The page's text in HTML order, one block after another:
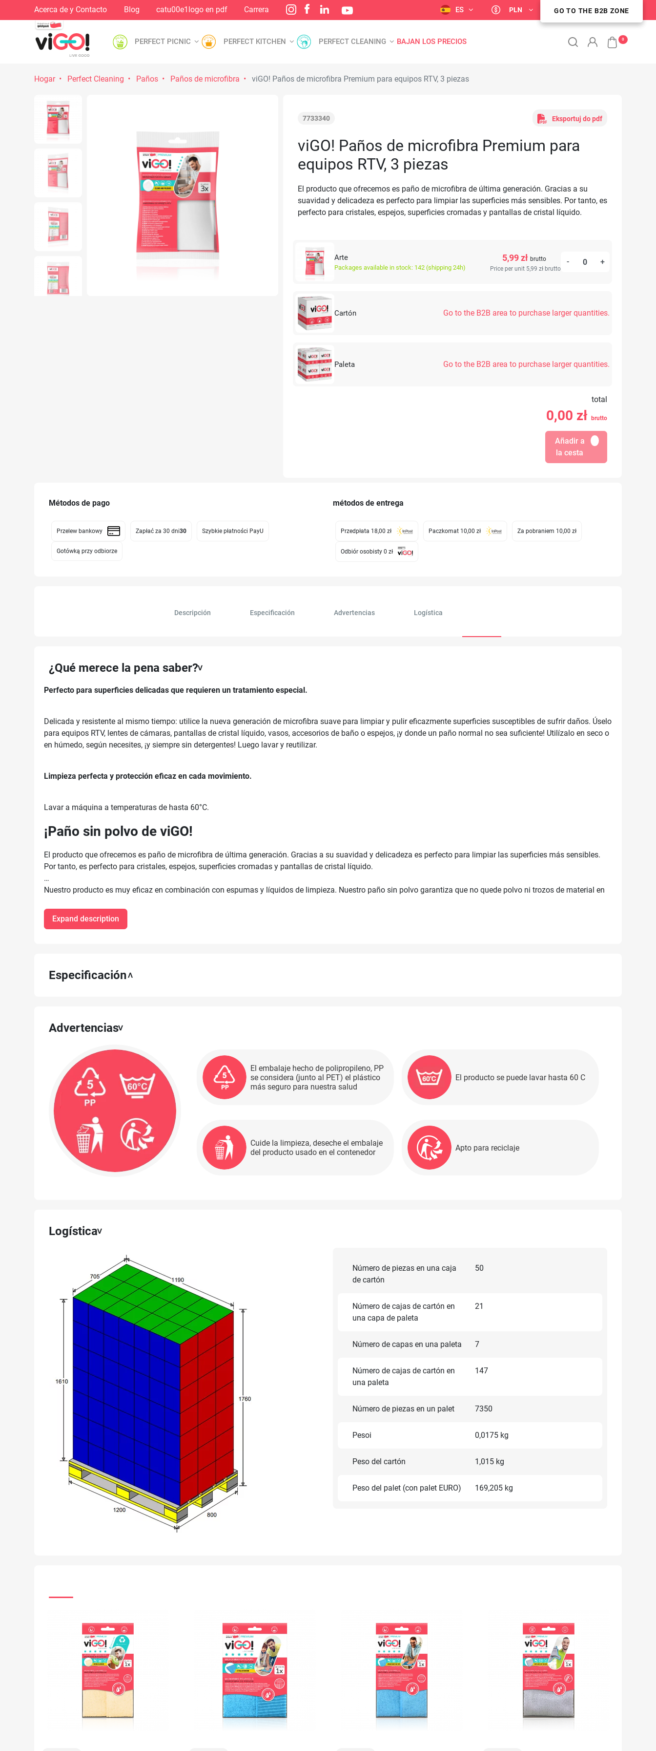
Acerca de y Contacto Blog catu00e1logo en pdf Carrera ES PLN ZONA DE CLIENTES B2B
GO TO THE B2B ZONE
PERFECT PICNIC PERFECT KITCHEN PERFECT CLEANING BAJAN LOS PRECIOS 0
Hogar Perfect Cleaning Paños Paños de microfibra viGO! Paños de microfibra Premium para equipos RTV, 3 piezas
7733340 Eksportuj do pdf
viGO! Paños de microfibra Premium para
equipos RTV, 3 piezas
El producto que ofrecemos es paño de microfibra de última generación. Gracias a su
suavidad y delicadeza es perfecto para limpiar las superficies más sensibles. Por tanto, es
perfecto para cristales, espejos, superficies cromadas y pantallas de cristal líquido.
Arte
Packages available in stock: 142 (shipping 24h)
5,99 zł brutto
Price per unit 5,99 zł brutto
- +
Cartón Go to the B2B area to purchase larger quantities.
Paleta Go to the B2B area to purchase larger quantities.
total
0,00 zł brutto
Añadir a
la cesta
Métodos de pago
Przelew bankowy Zapłać za 30 dni30 Szybkie płatności PayU
Gotówką przy odbiorze
métodos de entrega
Przedpłata 18,00 zł Paczkomat 10,00 zł Za pobraniem 10,00 zł
Odbiór osobisty 0 zł
Descripción Especificación Advertencias Logística
¿Qué merece la pena saber?
Perfecto para superficies delicadas que requieren un tratamiento especial.
Delicada y resistente al mismo tiempo: utilice la nueva generación de microfibra suave para limpiar y pulir eficazmente superficies susceptibles de sufrir daños. Úselo
para equipos RTV, lentes de cámaras, pantallas de cristal líquido, vasos, accesorios de baño o espejos, ¡y donde un paño normal no sea suficiente! Utilízalo en seco o
en húmedo, según necesites, ¡y siempre sin detergentes! Luego lavar y reutilizar.
Limpieza perfecta y protección eficaz en cada movimiento.
Lavar a máquina a temperaturas de hasta 60°C.
¡Paño sin polvo de viGO!
El producto que ofrecemos es paño de microfibra de última generación. Gracias a su suavidad y delicadeza es perfecto para limpiar las superficies más sensibles.
Por tanto, es perfecto para cristales, espejos, superficies cromadas y pantallas de cristal líquido.
Nuestro producto es muy eficaz en combinación con espumas y líquidos de limpieza. Nuestro paño sin polvo garantiza que no quede polvo ni trozos de material en
Expand description
Especificación
Advertencias
El embalaje hecho de polipropileno, PP
se considera (junto al PET) el plástico
más seguro para nuestra salud
El producto se puede lavar hasta 60 C
Cuide la limpieza, deseche el embalaje
del producto usado en el contenedor
Apto para reciclaje
Logística
Número de piezas en una caja
de cartón
50
Número de cajas de cartón en
una capa de paleta
21
Número de capas en una paleta 7
Número de cajas de cartón en
una paleta
147
Número de piezas en un palet 7350
Pesoi 0,0175 kg
Peso del cartón 1,015 kg
Peso del palet (con palet EURO) 169,205 kg